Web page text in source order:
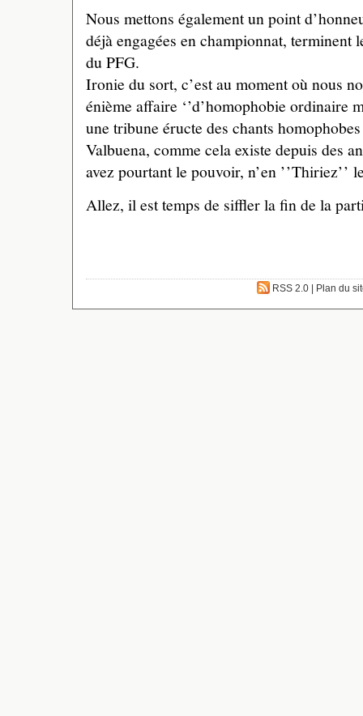
Nous mettons également un point
déjà engagées en championnat, terminent
du PFG.
Ironie du sort, c’est au moment où nous
énième affaire ‘’d’homophobie ordinaire
une tribune éructe des chants
Valbuena, comme cela existe depuis des
avez pourtant le pouvoir, n’en ’’Thiriez’’
Allez, il est temps de siffler la fin de la
RSS 2.0 | Plan du